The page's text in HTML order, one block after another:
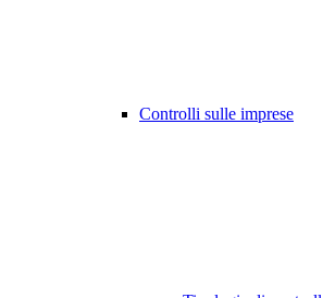
Controlli sulle imprese